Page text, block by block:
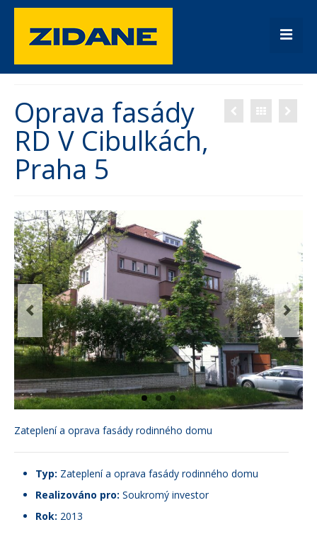
Fasády
Rekonstrukce
Rodinné domy
Kontakt
Oprava fasády
RD V Cibulkách,
Praha 5
Zateplení a oprava fasády rodinného domu
Typ: Zateplení a oprava fasády rodinného domu
Realizováno pro: Soukromý investor
Rok: 2013